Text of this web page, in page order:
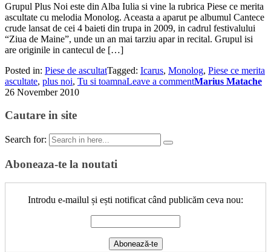
Grupul Plus Noi este din Alba Iulia si vine la rubrica Piese ce merita
ascultate cu melodia Monolog. Aceasta a aparut pe albumul Cantece
crude lansat de cei 4 baieti din trupa in 2009, in cadrul festivalului
“Ziua de Maine”, unde un an mai tarziu apar in recital. Grupul isi
are originile in cantecul de […]
Posted in: Piese de ascultatTagged: Icarus, Monolog, Piese ce merita
ascultate, plus noi, Tu si toamnaLeave a commentMarius Matache
26 November 2010
Cautare in site
Search for:
Aboneaza-te la noutati
Introdu e-mailul și ești notificat când publicăm ceva nou: